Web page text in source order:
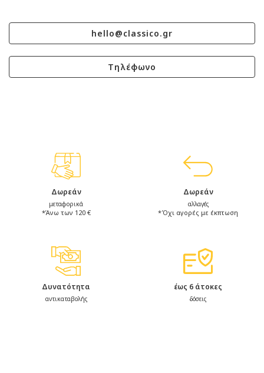
hello@classico.gr
Τηλέφωνο
Δωρεάν
μεταφορικά
*Άνω των 120 €
Δωρεάν
αλλαγές
*Όχι αγορές με έκπτωση
Δυνατότητα
αντικαταβολής
έως 6 άτοκες
δόσεις